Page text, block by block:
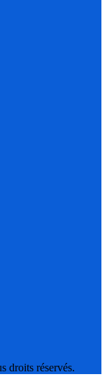
droits réservés.